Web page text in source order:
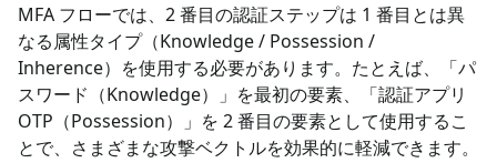
MFA フローでは、2 番目の認証ステップは 1 番目とは異
なる属性タイプ（Knowledge / Possession /
Inherence）を使用する必要があります。たとえば、「パ
スワード（Knowledge）」を最初の要素、「認証アプリ
OTP（Possession）」を 2 番目の要素として使用するこ
とで、さまざまな攻撃ベクトルを効果的に軽減できます。